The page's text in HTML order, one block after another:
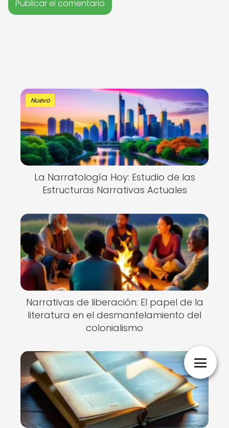
Nuevo
La Narratología Hoy: Estudio de las
Estructuras Narrativas Actuales
Narrativas de liberación: El papel de la
literatura en el desmantelamiento del
colonialismo